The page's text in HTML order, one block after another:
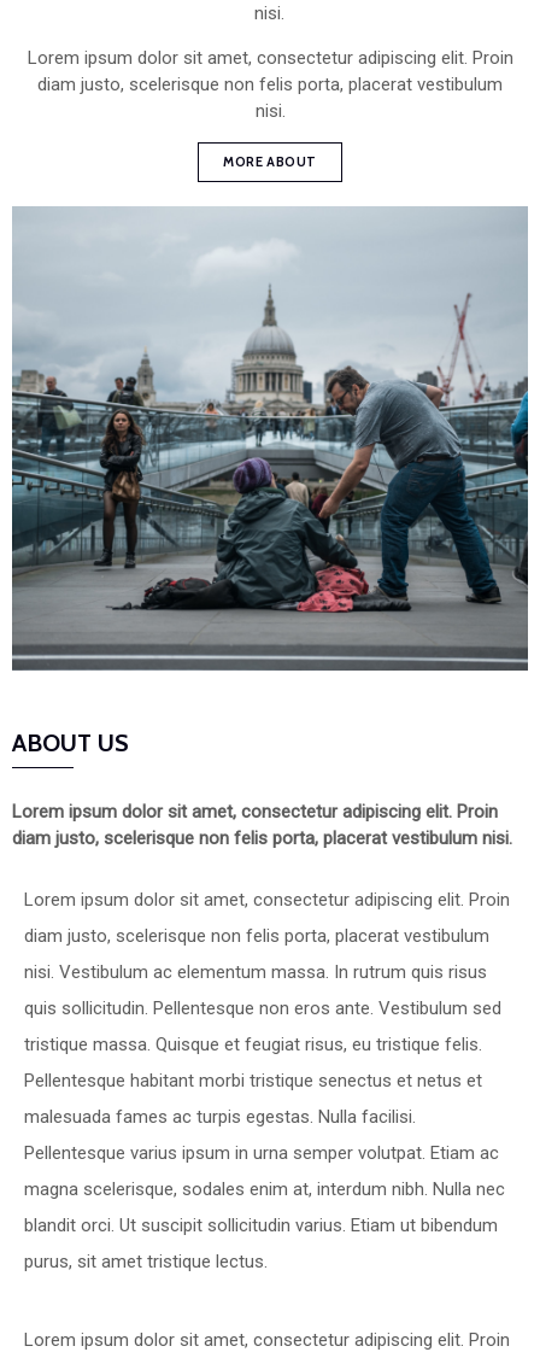
nisi.
Lorem ipsum dolor sit amet, consectetur adipiscing elit. Proin
diam justo, scelerisque non felis porta, placerat vestibulum
nisi.
MORE ABOUT
ABOUT US
Lorem ipsum dolor sit amet, consectetur adipiscing elit. Proin
diam justo, scelerisque non felis porta, placerat vestibulum nisi.
Lorem ipsum dolor sit amet, consectetur adipiscing elit. Proin
diam justo, scelerisque non felis porta, placerat vestibulum
nisi. Vestibulum ac elementum massa. In rutrum quis risus
quis sollicitudin. Pellentesque non eros ante. Vestibulum sed
tristique massa. Quisque et feugiat risus, eu tristique felis.
Pellentesque habitant morbi tristique senectus et netus et
malesuada fames ac turpis egestas. Nulla facilisi.
Pellentesque varius ipsum in urna semper volutpat. Etiam ac
magna scelerisque, sodales enim at, interdum nibh. Nulla nec
blandit orci. Ut suscipit sollicitudin varius. Etiam ut bibendum
purus, sit amet tristique lectus.
Lorem ipsum dolor sit amet, consectetur adipiscing elit. Proin